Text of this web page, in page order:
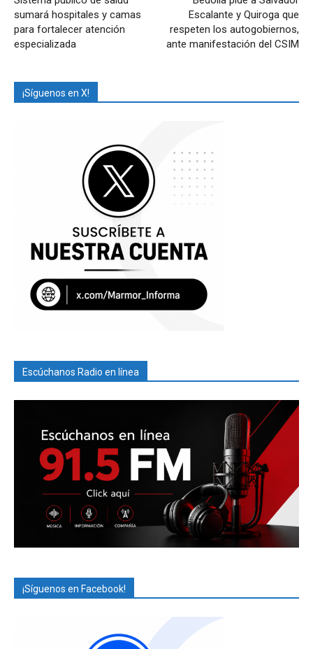
sumará hospitales y camas
para fortalecer atención
especializada
Escalante y Quiroga que
respeten los autogobiernos,
ante manifestación del CSIM
¡Síguenos en X!
Escúchanos Radio en línea
¡Síguenos en Facebook!